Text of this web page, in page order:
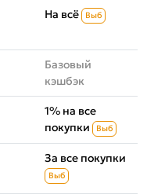
На всё Выб
Базовый
кэшбэк
1% на все
покупки
Выб
За все покупки
Выб